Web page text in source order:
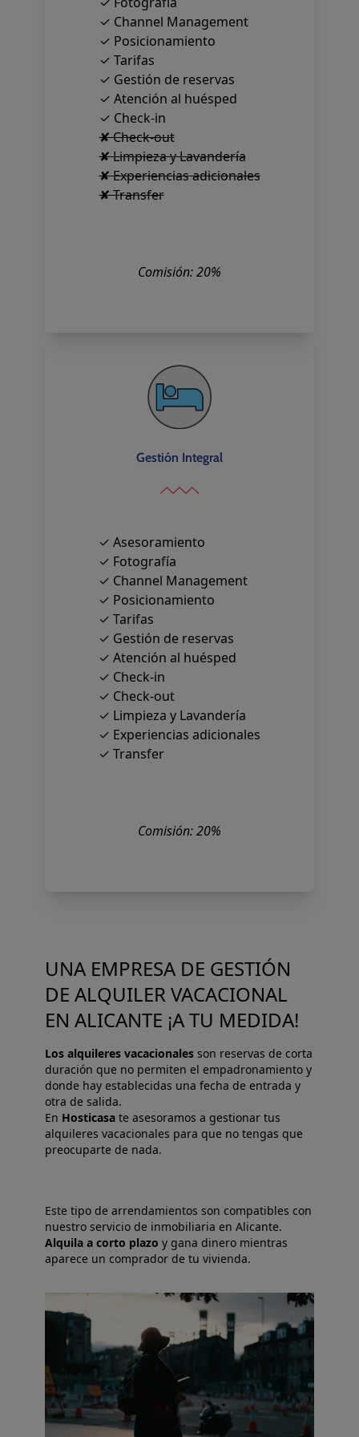
✓ Channel Management
✓ Posicionamiento
✓ Tarifas
✓ Gestión de reservas
✓ Atención al huésped
✓ Check-in
✘ Check-out
✘ Limpieza y Lavandería
✘ Experiencias adicionales
✘ Transfer
Comisión: 20%
Gestión Integral
✓ Asesoramiento
✓ Fotografía
✓ Channel Management
✓ Posicionamiento
✓ Tarifas
✓ Gestión de reservas
✓ Atención al huésped
✓ Check-in
✓ Check-out
✓ Limpieza y Lavandería
✓ Experiencias adicionales
✓ Transfer
Comisión: 20%
UNA EMPRESA DE GESTIÓN
DE ALQUILER VACACIONAL
EN ALICANTE ¡A TU MEDIDA!
Los alquileres vacacionales son reservas de corta
duración que no permiten el empadronamiento y
donde hay establecidas una fecha de entrada y
otra de salida.
En Hosticasa te asesoramos a gestionar tus
alquileres vacacionales para que no tengas que
preocuparte de nada.
Este tipo de arrendamientos son compatibles con
nuestro servicio de inmobiliaria en Alicante.
Alquila a corto plazo y gana dinero mientras
aparece un comprador de tu vivienda.